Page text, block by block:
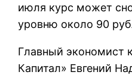
июля курс может
уровню около 90
Главный экономист
Капитал» Евгений